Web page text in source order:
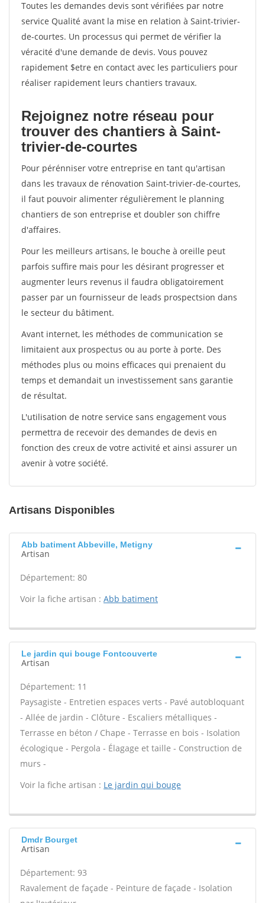
Toutes les demandes devis sont vérifiées par notre
service Qualité avant la mise en relation à Saint-trivier-
de-courtes. Un processus qui permet de vérifier la
véracité d'une demande de devis. Vous pouvez
rapidement $etre en contact avec les particuliers pour
réaliser rapidement leurs chantiers travaux.
Rejoignez notre réseau pour
trouver des chantiers à Saint-
trivier-de-courtes
Pour pérénniser votre entreprise en tant qu'artisan
dans les travaux de rénovation Saint-trivier-de-courtes,
il faut pouvoir alimenter régulièrement le planning
chantiers de son entreprise et doubler son chiffre
d'affaires.
Pour les meilleurs artisans, le bouche à oreille peut
parfois suffire mais pour les désirant progresser et
augmenter leurs revenus il faudra obligatoirement
passer par un fournisseur de leads prospectsion dans
le secteur du bâtiment.
Avant internet, les méthodes de communication se
limitaient aux prospectus ou au porte à porte. Des
méthodes plus ou moins efficaces qui prenaient du
temps et demandait un investissement sans garantie
de résultat.
L'utilisation de notre service sans engagement vous
permettra de recevoir des demandes de devis en
fonction des creux de votre activité et ainsi assurer un
avenir à votre société.
Artisans Disponibles
Abb batiment Abbeville, Metigny
Artisan
Département: 80
Voir la fiche artisan : Abb batiment
Le jardin qui bouge Fontcouverte
Artisan
Département: 11
Paysagiste - Entretien espaces verts - Pavé autobloquant
- Allée de jardin - Clôture - Escaliers métalliques -
Terrasse en béton / Chape - Terrasse en bois - Isolation
écologique - Pergola - Élagage et taille - Construction de
murs -
Voir la fiche artisan : Le jardin qui bouge
Dmdr Bourget
Artisan
Département: 93
Ravalement de façade - Peinture de façade - Isolation